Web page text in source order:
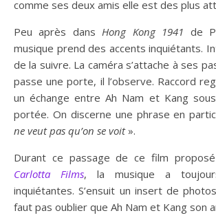
comme ses deux amis elle est des plus
Peu après dansHong Kong 1941 de
musique prend des accents inquiétants.
de la suivre. La caméra s’attache à ses
passe une porte, il l’observe. Raccord
un échange entre Ah Nam et Kang
portée. On discerne une phrase en
ne veut pas qu’on se voit».
Durant ce passage de ce film
Carlotta Films, la musique a
inquiétantes. S’ensuit un insert de
faut pas oublier que Ah Nam et Kang son